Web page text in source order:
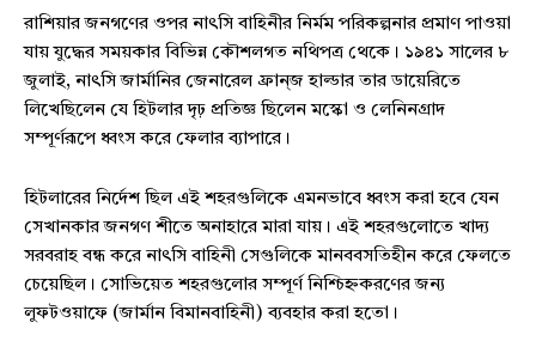
রাশিয়ার জনগণের ওপর নাৎসি বাহিনীর নির্মম পরিকল্পনার প্রমাণ পাওয়া
যায় যুদ্ধের সময়কার বিভিন্ন কৌশলগত নথিপত্র থেকে। ১৯৪১ সালের ৮
জুলাই, নাৎসি জার্মানির জেনারেল ফ্রান্‌জ হাল্ডার তার ডায়েরিতে
লিখেছিলেন যে হিটলার দৃঢ় প্রতিজ্ঞ ছিলেন মস্কো ও লেনিনগ্রাদ
সম্পূর্ণরূপে ধ্বংস করে ফেলার ব্যাপারে।
হিটলারের নির্দেশ ছিল এই শহরগুলিকে এমনভাবে ধ্বংস করা হবে যেন
সেখানকার জনগণ শীতে অনাহারে মারা যায়। এই শহরগুলোতে খাদ্য
সরবরাহ বন্ধ করে নাৎসি বাহিনী সেগুলিকে মানববসতিহীন করে ফেলতে
চেয়েছিল। সোভিয়েত শহরগুলোর সম্পূর্ণ নিশ্চিহ্নকরণের জন্য
লুফটওয়াফে (জার্মান বিমানবাহিনী) ব্যবহার করা হতো।